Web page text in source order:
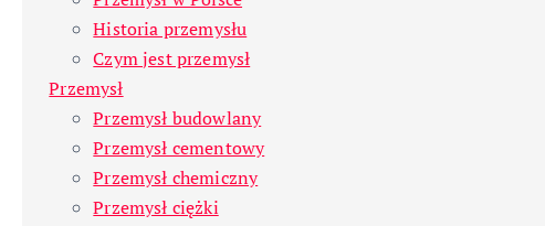
Historia przemysłu
Czym jest przemysł
Przemysł
Przemysł budowlany
Przemysł cementowy
Przemysł chemiczny
Przemysł ciężki